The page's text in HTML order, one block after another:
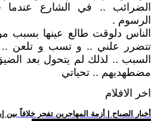
الضرائب .. في الشارع عندما
الرسوم .
الناس دلوقت طالع عينها بسبب
تتضرر علني .. و تسب و تلعن
السبب .. لذلك لم يتحول بعد
مضطهديهم .. تحياتي
اخر الافلام
.. أخبار الصباح | أزمة المهاجرين تفجر خلافاً بين